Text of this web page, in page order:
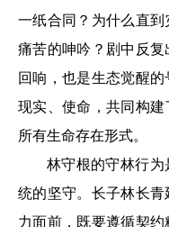
一纸合同？为什么直
痛苦的呻吟？剧中反
回响，也是生态觉醒的
现实、使命，共同构
所有生命存在形式。
林守根的守林行
统的坚守。长子林长
力面前，既要遵循契